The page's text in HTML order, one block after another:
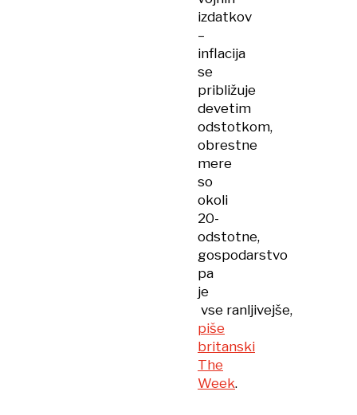
izdatkov
–
inflacija
se
približuje
devetim
odstotkom,
obrestne
mere
so
okoli
20-
odstotne,
gospodarstvo
pa
je
vse ranljivejše,
piše
britanski
The
Week.